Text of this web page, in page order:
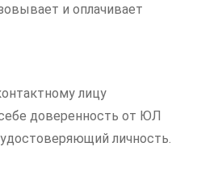
и оплачивает
лицу
доверенность от ЮЛ
личность.